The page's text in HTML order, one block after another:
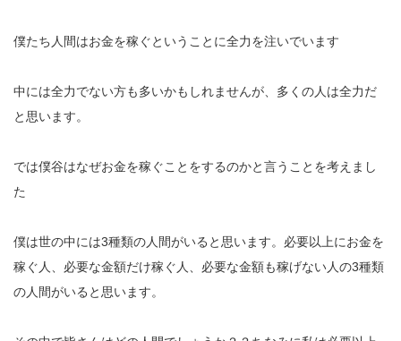
僕たち人間はお金を稼ぐということに全力を注いでいます
中には全力でない方も多いかもしれませんが、多くの人は全力だ
と思います。
では僕谷はなぜお金を稼ぐことをするのかと言うことを考えまし
た
僕は世の中には3種類の人間がいると思います。必要以上にお金を
稼ぐ人、必要な金額だけ稼ぐ人、必要な金額も稼げない人の3種類
の人間がいると思います。